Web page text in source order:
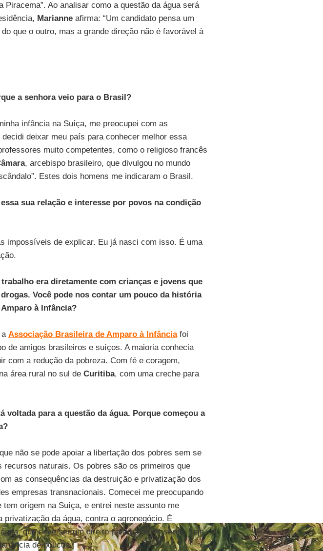
Piracema”. Ao analisar como a questão da água será
Marianneafirma: “Um candidato pensa um
que o outro, mas a grande direção não é favorável à
a senhora veio para o Brasil?
infância na Suíça, me preocupei com as
deixar meu país para conhecer melhor essa
muito competentes, como o religioso francês
, arcebispo brasileiro, que divulgou no mundo
Estes dois homens me indicaram o Brasil.
sua relação e interesse por povos na condição
impossíveis de explicar. Eu já nasci com isso. É uma
era diretamente com crianças e jovens que
Você pode nos contar um pouco da história
à Infância?
a Associação Brasileira de Amparo à Infânciafoi
de amigos brasileiros e suíços. A maioria conhecia
com a redução da pobreza. Com fé e coragem,
área rural no sul de Curitiba, com uma creche para
voltada para a questão da água. Porque começou a
não se pode apoiar a libertação dos pobres sem se
recursos naturais. Os pobres são os primeiros que
as consequências da destruição e privatização dos
empresas transnacionais. Comecei me preocupando
tem origem na Suíça, e entrei neste assunto me
privatização da água, contra o agronegócio. É
que deve ser um direito para todos os seres, seja
de poucos.